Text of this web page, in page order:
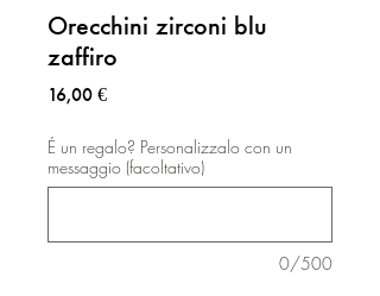
Orecchini zirconi blu
zaffiro
16,00 €Prezzo
É un regalo? Personalizzalo con un
messaggio (facoltativo)
0/500